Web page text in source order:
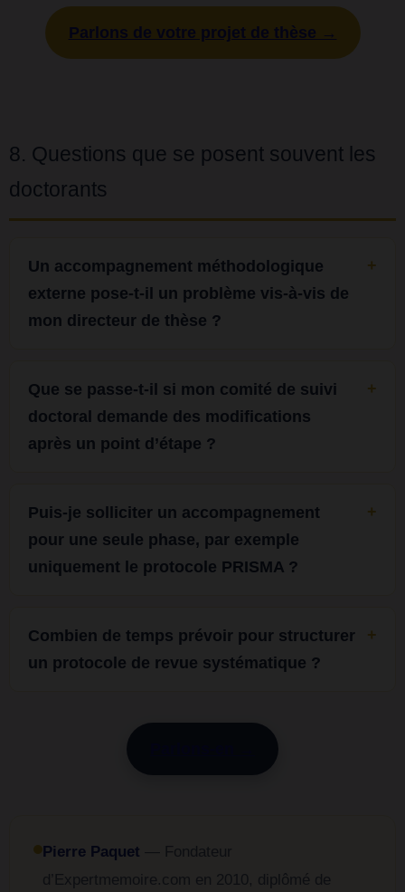
Parlons de votre projet de thèse →
8. Questions que se posent souvent les
doctorants
Un accompagnement méthodologique
externe pose-t-il un problème vis-à-vis de
mon directeur de thèse ?
Que se passe-t-il si mon comité de suivi
doctoral demande des modifications
après un point d’étape ?
Puis-je solliciter un accompagnement
pour une seule phase, par exemple
uniquement le protocole PRISMA ?
Combien de temps prévoir pour structurer
un protocole de revue systématique ?
Pierre Paquet — Fondateur
d’Expertmemoire.com en 2010, diplômé de